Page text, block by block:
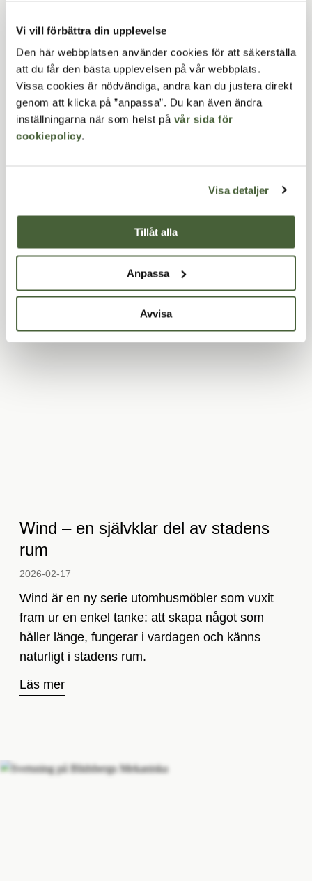
Vi vill förbättra din upplevelse
Den här webbplatsen använder cookies för att säkerställa
att du får den bästa upplevelsen på vår webbplats.
Vissa cookies är nödvändiga, andra kan du justera direkt
genom att klicka på ”anpassa”. Du kan även ändra
inställningarna när som helst på vår sida för
cookiepolicy.
Visa detaljer
Tillåt alla
Anpassa
Avvisa
Relaterade artiklar
Wind – en självklar del av stadens
rum
2026-02-17­
Wind är en ny serie utomhusmöbler som vuxit
fram ur en enkel tanke: att skapa något som
håller länge, fungerar i vardagen och känns
naturligt i stadens rum.
Läs mer